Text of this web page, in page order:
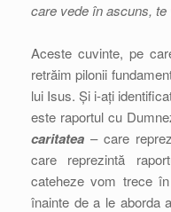
care vede în ascuns, te
Aceste cuvinte, pe
retrăim pilonii
lui Isus. Și i-ați
este raportul cu
caritatea – care
care reprezintă
cateheze vom trece
înainte de a le aborda